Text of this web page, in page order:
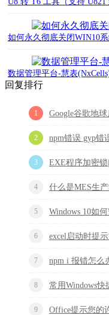
如何永久彻底关闭WIN10
数据管理平台-慧表
回复排行
1 Google谷歌地
2 npm错误 gyp错
3 EXE程序加密
4 什么是MES生
5 Windows 10如
6 excel启动时提
7 npm i 报错怎么
8 常用Windows快
9 Office提示您的